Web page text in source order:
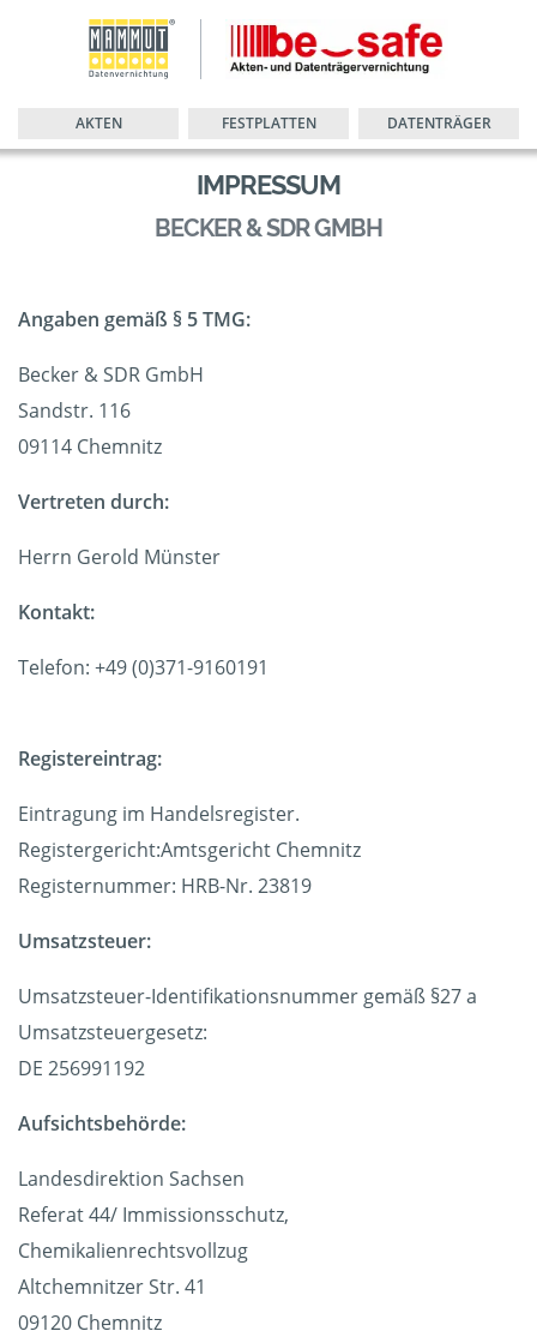
AKTEN FESTPLATTEN DATENTRÄGER
IMPRESSUM
BECKER & SDR GMBH
Angaben gemäß § 5 TMG:
Becker & SDR GmbH
Sandstr. 116
09114 Chemnitz
Vertreten durch:
Herrn Gerold Münster
Kontakt:
Telefon: +49 (0)371-9160191
Registereintrag:
Eintragung im Handelsregister.
Registergericht:Amtsgericht Chemnitz
Registernummer: HRB-Nr. 23819
Umsatzsteuer:
Umsatzsteuer-Identifikationsnummer gemäß §27 a
Umsatzsteuergesetz:
DE 256991192
Aufsichtsbehörde:
Landesdirektion Sachsen
Referat 44/ Immissionsschutz,
Chemikalienrechtsvollzug
Altchemnitzer Str. 41
09120 Chemnitz